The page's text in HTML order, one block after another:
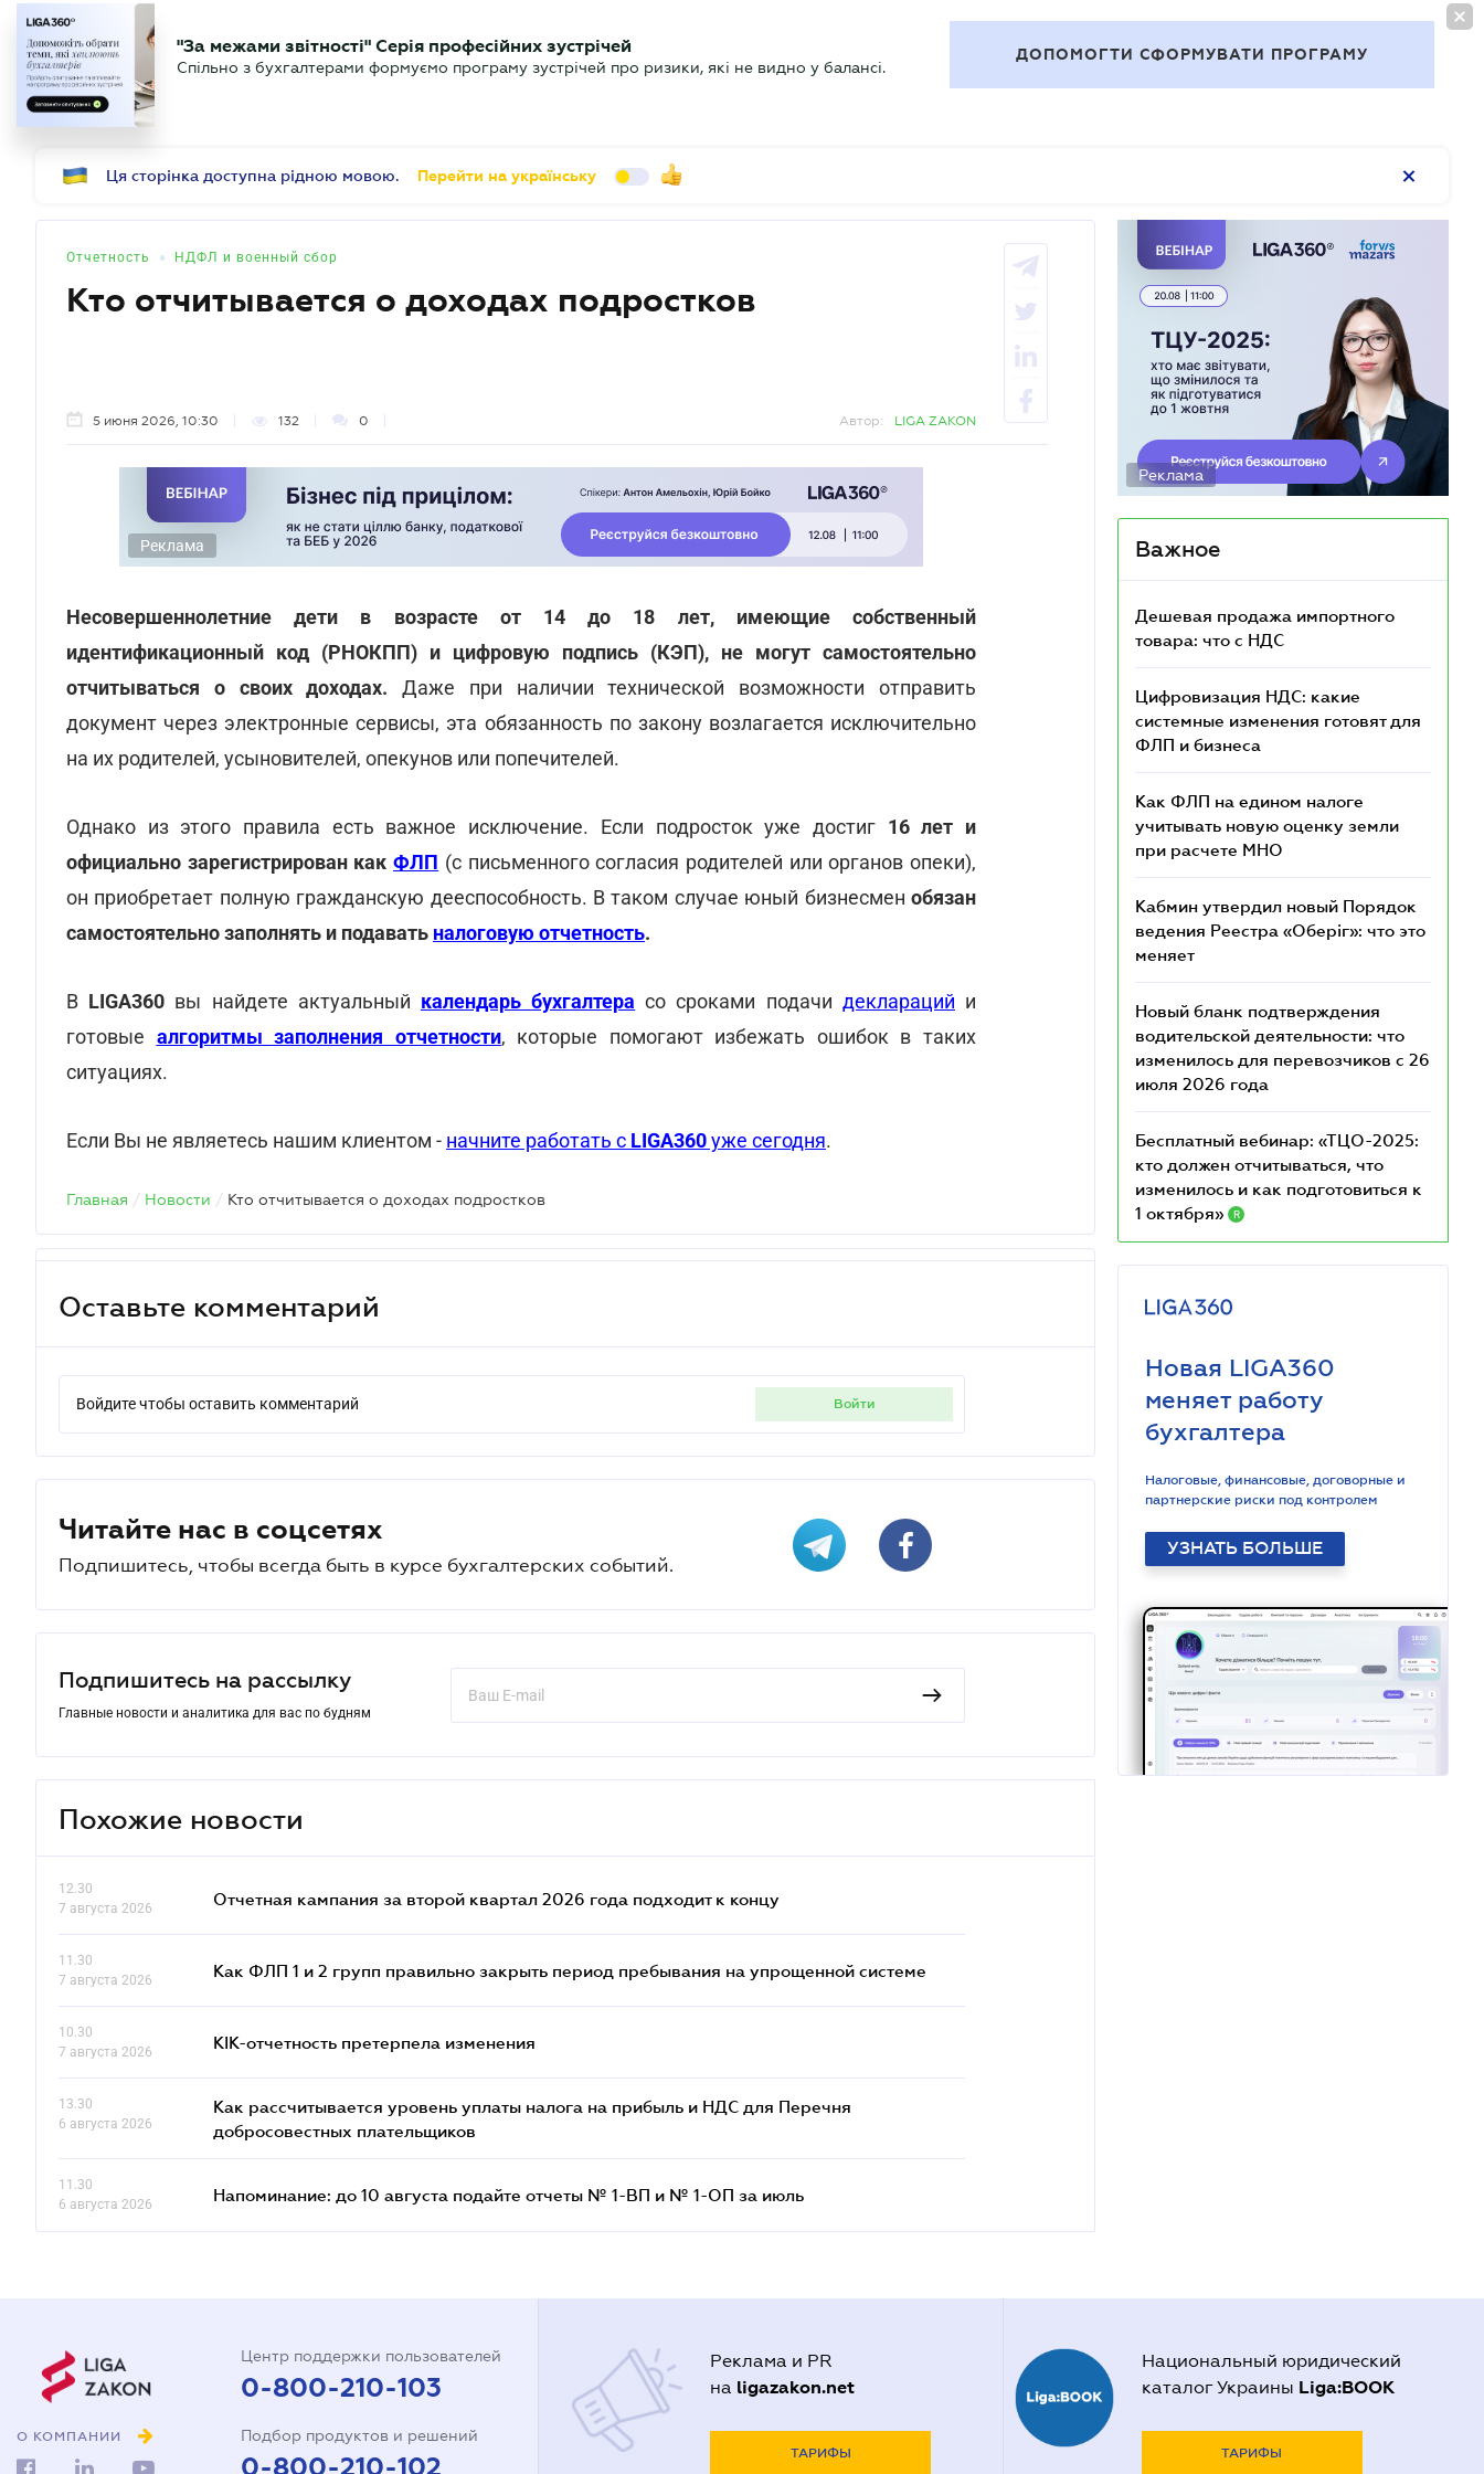
RU ВОЙТИ
БУХГАЛТЕР Новости Аналитика Календарь Актуально
"За межами звітності" Серія професійних зустрічей
Спільно з бухгалтерами формуємо програму зустрічей про ризики, які не видно у балансі.
ДОПОМОГТИ СФОРМУВАТИ ПРОГРАМУ
Ця сторінка доступна рідною мовою. Перейти на українську
Отчетность • НДФЛ и военный сбор
Кто отчитывается о доходах подростков
5 июня 2026, 10:30 132 0 Автор: LIGA ZAKON
Реклама
Несовершеннолетние дети в возрасте от 14 до 18 лет, имеющие собственный
идентификационный код (РНОКПП) и цифровую подпись (КЭП), не могут самостоятельно
отчитываться о своих доходах. Даже при наличии технической возможности отправить
документ через электронные сервисы, эта обязанность по закону возлагается исключительно
на их родителей, усыновителей, опекунов или попечителей.
Однако из этого правила есть важное исключение. Если подросток уже достиг 16 лет и
официально зарегистрирован какФЛП (с письменного согласия родителей или органов опеки),
он приобретает полную гражданскую дееспособность. В таком случае юный бизнесмен обязан
самостоятельно заполнять и подавать налоговую отчетность.
В LIGA360 вы найдете актуальный календарь бухгалтера со сроками подачи деклараций и
готовые алгоритмы заполнения отчетности, которые помогают избежать ошибок в таких
ситуациях.
Если Вы не являетесь нашим клиентом - начните работать с LIGA360уже сегодня.
Главная / Новости / Кто отчитывается о доходах подростков
Оставьте комментарий
Войдите чтобы оставить комментарий войти
Читайте нас в соцсетях
Подпишитесь, чтобы всегда быть в курсе бухгалтерских событий.
Подпишитесь на рассылку
Главные новости и аналитика для вас по будням
Похожие новости
12.30
7 августа 2026
Отчетная кампания за второй квартал 2026 года подходит к концу
11.30
7 августа 2026
Как ФЛП 1 и 2 групп правильно закрыть период пребывания на упрощенной системе
10.30
7 августа 2026
КІК-отчетность претерпела изменения
13.30
6 августа 2026
Как рассчитывается уровень уплаты налога на прибыль и НДС для Перечня
добросовестных плательщиков
11.30
6 августа 2026
Напоминание: до 10 августа подайте отчеты № 1-ВП и № 1-ОП за июль
Реклама
Важное
Дешевая продажа импортного
товара: что c НДС
Цифровизация НДС: какие
системные изменения готовят для
ФЛП и бизнеса
Как ФЛП на едином налоге
учитывать новую оценку земли
при расчете МНО
Кабмин утвердил новый Порядок
ведения Реестра «Оберіг»: что это
меняет
Новый бланк подтверждения
водительской деятельности: что
изменилось для перевозчиков с 26
июля 2026 года
Бесплатный вебинар: «ТЦО-2025:
кто должен отчитываться, что
изменилось и как подготовиться к
1 октября»
R
Новая LIGA360
меняет работу
бухгалтера
Налоговые, финансовые, договорные и
партнерские риски под контролем
УЗНАТЬ БОЛЬШЕ
О КОМПАНИИ
Центр поддержки пользователей
0-800-210-103
Подбор продуктов и решений
0-800-210-102
Реклама и PR
на ligazakon.net
ТАРИФЫ
Национальный юридический
каталог Украины Liga:BOOK
ТАРИФЫ